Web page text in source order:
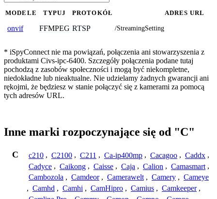
MODELE TYPUJ PROTOKÓŁ ADRES URL
onvif FFMPEG RTSP /StreamingSetting
* iSpyConnect nie ma powiązań, połączenia ani stowarzyszenia z
produktami Civs-ipc-6400. Szczegóły połączenia podane tutaj
pochodzą z zasobów społeczności i mogą być niekompletne,
niedokładne lub nieaktualne. Nie udzielamy żadnych gwarancji ani
rękojmi, że będziesz w stanie połączyć się z kamerami za pomocą
tych adresów URL.
Inne marki rozpoczynające się od "C"
C c210 , C2100 , C211 , Ca-ip400mp , Cacagoo , Caddx ,
Cadyce , Caikong , Caisse , Caja , Calion , Camasmart ,
Cambozola , Camdeor , Camerawelt , Camery , Cameye
, Camhd , Camhi , CamHipro , Camius , Camkeeper ,